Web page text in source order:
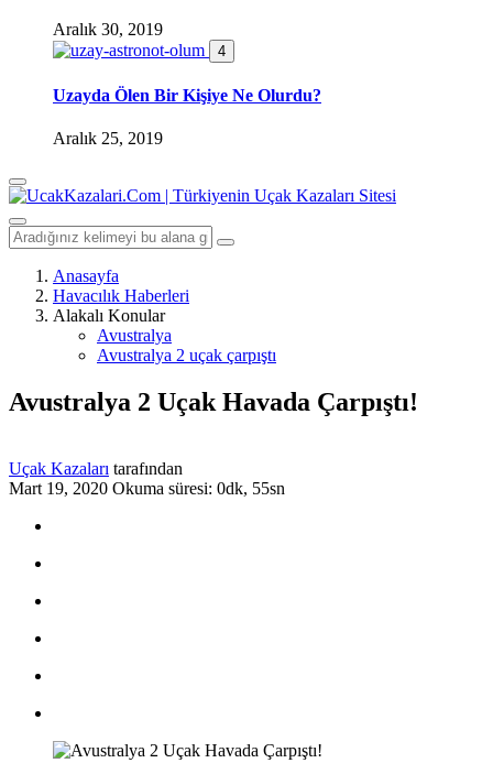
Aralık 30, 2019
4
Uzayda Ölen Bir Kişiye Ne Olurdu?
Aralık 25, 2019
Anasayfa
Havacılık Haberleri
Alakalı Konular
Avustralya
Avustralya 2 uçak çarpıştı
Avustralya 2 Uçak Havada Çarpıştı!
Uçak Kazaları tarafından
Mart 19, 2020 Okuma süresi: 0dk, 55sn